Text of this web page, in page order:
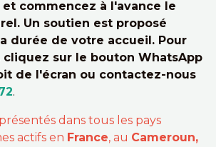
commencez à l'avance le
Un soutien est proposé
durée de votre accueil. Pour
cliquez sur le bouton WhatsApp
de l'écran ou contactez-nous
.
dans tous les pays
actifs en France, au Cameroun,